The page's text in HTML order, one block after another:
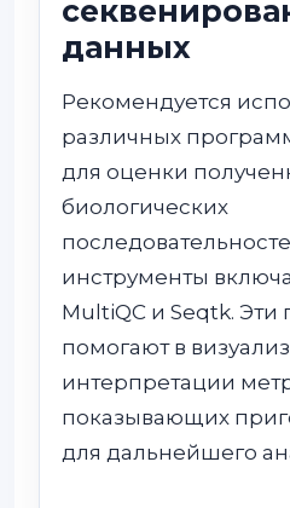
данных
Рекомендуется
различных
для оценки
биологических
инструменты
MultiQC и Seqtk.
помогают в
интерпретации
показывающих
для дальнейшего